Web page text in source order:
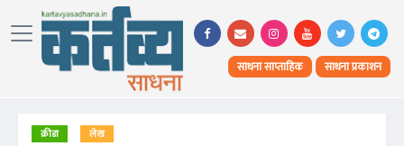
साधना साप्ताहिक साधना प्रकाशन
क्रीडा लेख